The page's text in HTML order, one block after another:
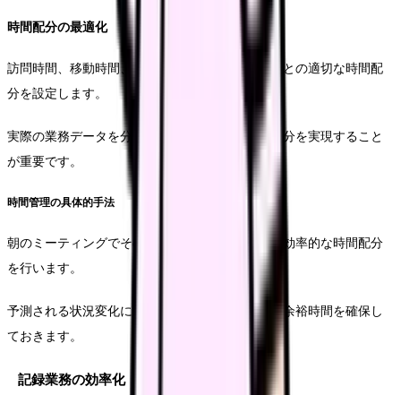
時間配分の最適化
訪問時間、移動時間、記録時間など、業務内容ごとの適切な時間配
分を設定します。
実際の業務データを分析し、より現実的な時間配分を実現すること
が重要です。
時間管理の具体的手法
朝のミーティングでその日の訪問予定を確認し、効率的な時間配分
を行います。
予測される状況変化にも対応できるよう、適度な余裕時間を確保し
ておきます。
記録業務の効率化